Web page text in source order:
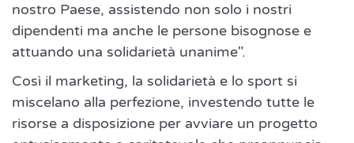
nostro Paese, assistendo non solo i nostri
dipendenti ma anche le persone bisognose e
attuando una solidarietà unanime".
Così il marketing, la solidarietà e lo sport si
miscelano alla perfezione, investendo tutte le
risorse a disposizione per avviare un progetto